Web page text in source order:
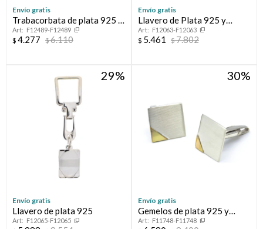
Envío gratis
Trabacorbata de plata 925 y
double en oro 18 ktes.
F12489-F12489
$ 4.277 $6.110
Envío gratis
Llavero de Plata 925 y
DoubleF12063-F12063
$ 5.461 $7.802
29
Envío gratis
Llavero de plata 925
F12065-F12065
30
Envío gratis
Gemelos de plata 925 y
double en oro 18 ktes.
F11748-F11748